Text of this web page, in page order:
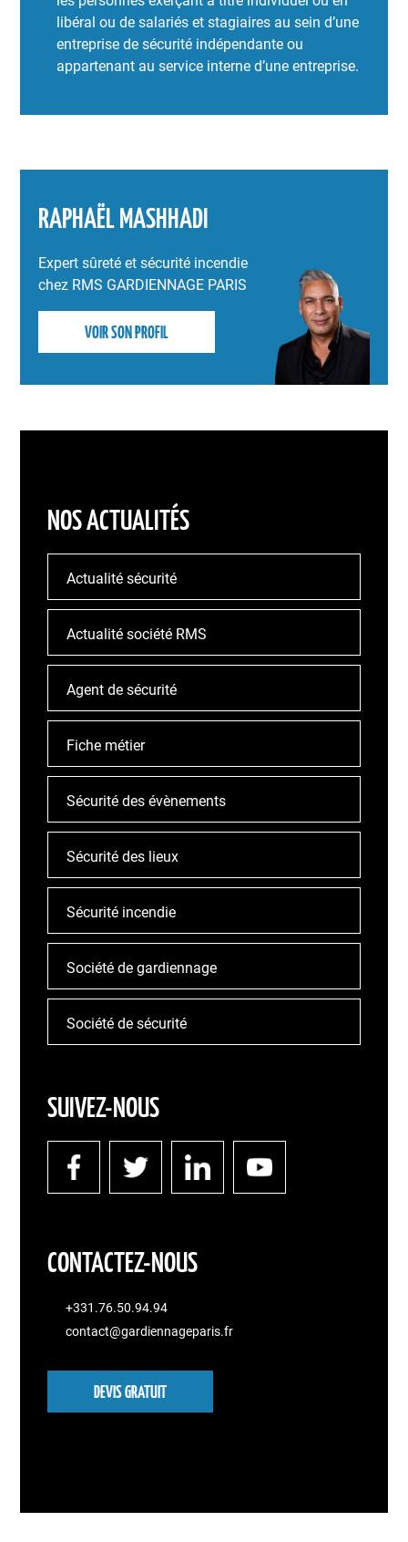
libéral ou de salariés et stagiaires au sein d’une
entreprise de sécurité indépendante ou
appartenant au service interne d’une entreprise.
RAPHAËL MASHHADI
Expert sûreté et sécurité incendie
chez RMS GARDIENNAGE PARIS
VOIR SON PROFIL
NOS ACTUALITÉS
Actualité sécurité
Actualité société RMS
Agent de sécurité
Fiche métier
Sécurité des évènements
Sécurité des lieux
Sécurité incendie
Société de gardiennage
Société de sécurité
SUIVEZ-NOUS
CONTACTEZ-NOUS
+331.76.50.94.94
contact@gardiennageparis.fr
DEVIS GRATUIT